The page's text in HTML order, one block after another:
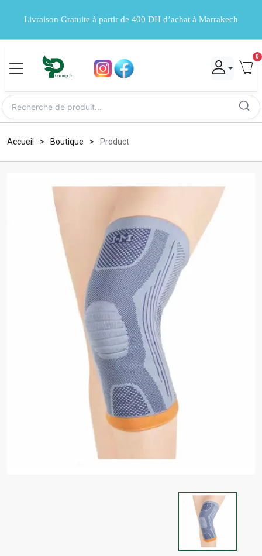
Livraison Gratuite à partir de 400 DH d’achat à Marrakech
0
Accueil Boutique Product